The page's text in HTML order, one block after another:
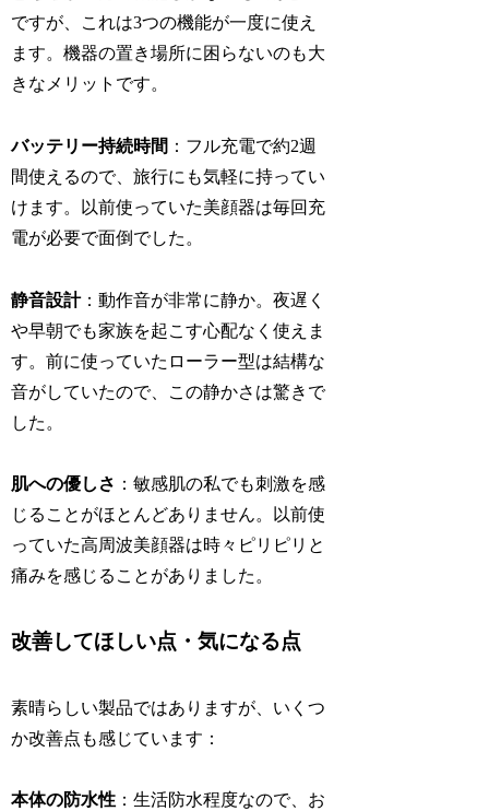
ですが、これは3つの機能が一度に使え
ます。機器の置き場所に困らないのも大
きなメリットです。
バッテリー持続時間 ：フル充電で約2週
間使えるので、旅行にも気軽に持ってい
けます。以前使っていた美顔器は毎回充
電が必要で面倒でした。
静音設計：動作音が非常に静か。夜遅く
や早朝でも家族を起こす心配なく使えま
す。前に使っていたローラー型は結構な
音がしていたので、この静かさは驚きで
した。
肌への優しさ ：敏感肌の私でも刺激を感
じることがほとんどありません。以前使
っていた高周波美顔器は時々ピリピリと
痛みを感じることがありました。
改善してほしい点・気になる点
素晴らしい製品ではありますが、いくつ
か改善点も感じています：
本体の防水性 ：生活防水程度なので、お